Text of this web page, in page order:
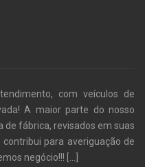
com veículos de
A maior parte do nosso
de fábrica, revisados em suas
para averiguação de
negócio!!! [...]